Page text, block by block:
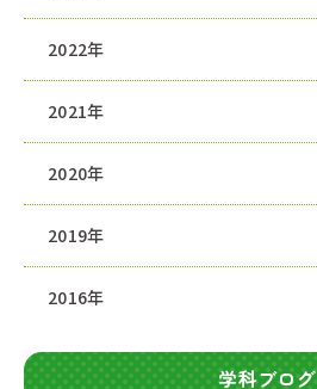
2022年
2021年
2020年
2019年
2016年
学科ブログ